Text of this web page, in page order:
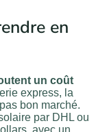
en
un coût
express, la
bon marché.
par DHL ou
avec un